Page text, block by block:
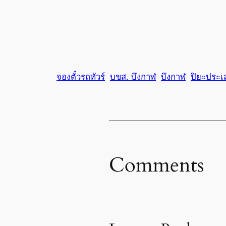
จองตั๋วรถทัวร์ บขส. บึงกาฬ บึงกาฬ ปิยะประ
Comments